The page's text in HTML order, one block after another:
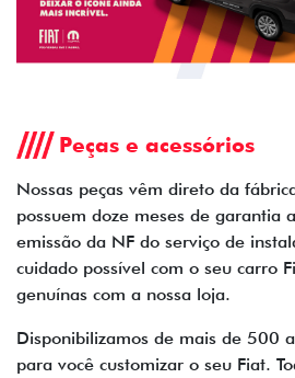
Peças e acessórios
Nossas peças vêm direto da
possuem doze meses de garantia
emissão da NF do serviço de
cuidado possível com o seu carro
genuínas com a nossa loja.
Disponibilizamos de mais de 500
para você customizar o seu Fiat.